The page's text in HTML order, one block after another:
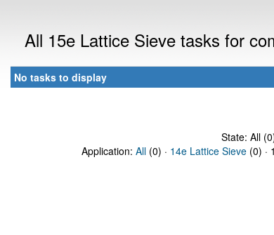
All 15e Lattice Sieve tasks for
No tasks to display
State: All
Application: All (0) · 14e Lattice Sieve (0) ·